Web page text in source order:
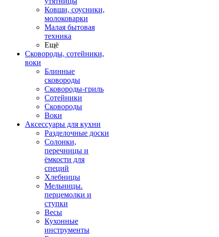
Ковши, соусники,
молоковарки
Малая бытовая
техника
Ещё
Сковороды, сотейники,
воки
Блинные
сковороды
Сковороды-гриль
Сотейники
Сковороды
Воки
Аксессуары для кухни
Разделочные доски
Солонки,
перечницы и
ёмкости для
специй
Хлебницы
Мельницы.
перцемолки и
ступки
Весы
Кухонные
инструменты